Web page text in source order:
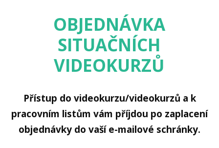
OBJEDNÁVKA
SITUAČNÍCH
VIDEOKURZŮ
Přístup do videokurzu/videokurzů a k
pracovním listům vám příjdou po zaplacení
objednávky do vaší e-mailové schránky.